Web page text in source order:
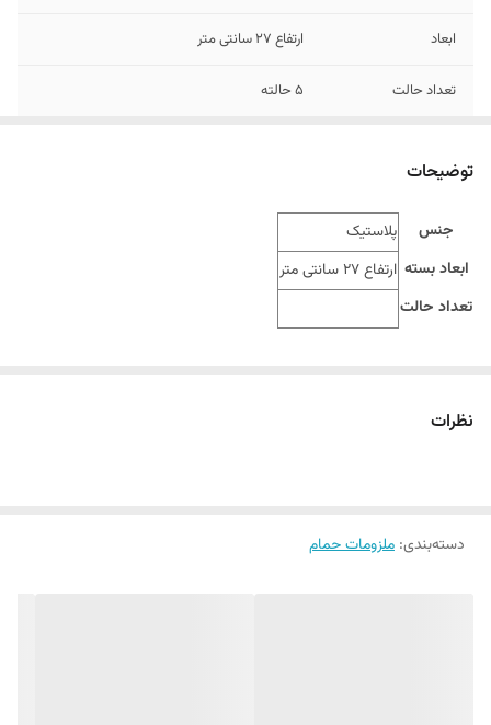
ابعاد ارتفاع 27 سانتی متر
تعداد حالت 5 حالته
توضیحات
جنس
پلاستیک
ابعاد بسته ارتفاع 27 سانتی متر
تعداد حالت
نظرات
دسته‌بندی: ملزومات حمام